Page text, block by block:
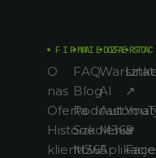
FIRMA
O
nas
Oferta
Historie
klientów
WIEDZA
FAQ
Blog
Podcast
Szkolenia
M365
OFERTA
Warsztat
AI
M365
Aplikacje
↗
↗